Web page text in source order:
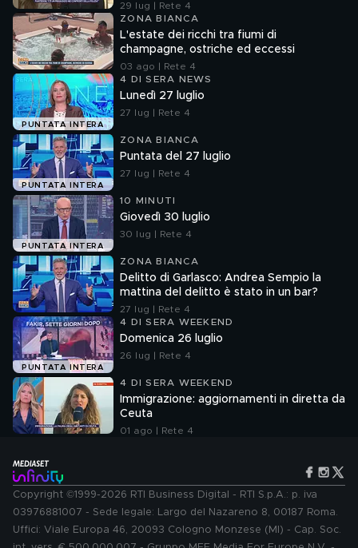
29 lug | Rete 4
ZONA BIANCA
L'estate dei ricchi tra fiumi di
champagne, ostriche ed eccessi
03 ago | Rete 4
PUNTATA INTERA
4 DI SERA NEWS
Lunedì 27 luglio
27 lug | Rete 4
PUNTATA INTERA
ZONA BIANCA
Puntata del 27 luglio
27 lug | Rete 4
PUNTATA INTERA
10 MINUTI
Giovedì 30 luglio
30 lug | Rete 4
ZONA BIANCA
Delitto di Garlasco: Andrea Sempio la
mattina del delitto è stato in un bar?
27 lug | Rete 4
PUNTATA INTERA
4 DI SERA WEEKEND
Domenica 26 luglio
26 lug | Rete 4
4 DI SERA WEEKEND
Immigrazione: aggiornamenti in diretta da
Ceuta
01 ago | Rete 4
Copyright ©1999-2026 RTI Business Digital - RTI S.p.A.: p. iva
03976881007 - Sede legale: Largo del Nazareno 8, 00187 Roma.
Uffici: Viale Europa 46, 20093 Cologno Monzese (MI) - Cap. Soc.